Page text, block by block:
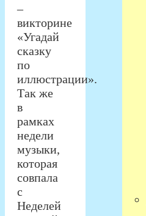
–
викторине
«Угадай
сказку
по
иллюстрации».
Так же
в
рамках
недели
музыки,
которая
совпала
с
Неделей